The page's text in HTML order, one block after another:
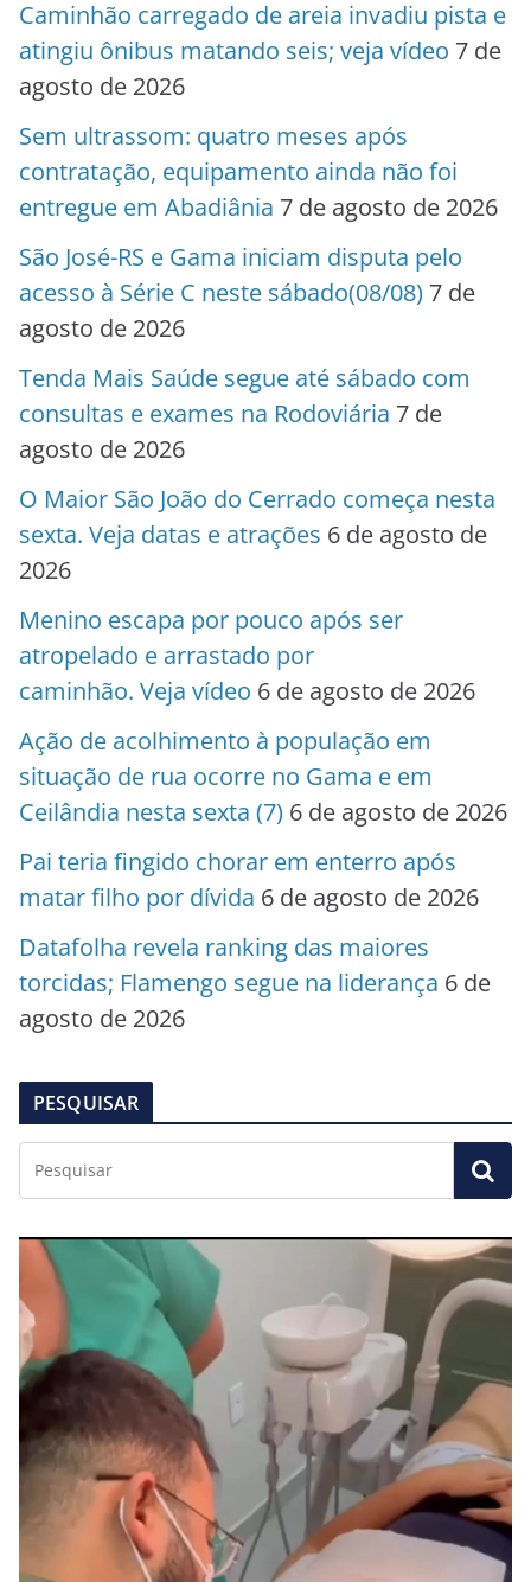
Caminhão carregado de areia invadiu pista e
atingiu ônibus matando seis; veja vídeo 7 de
agosto de 2026
Sem ultrassom: quatro meses após
contratação, equipamento ainda não foi
entregue em Abadiânia 7 de agosto de 2026
São José-RS e Gama iniciam disputa pelo
acesso à Série C neste sábado(08/08) 7 de
agosto de 2026
Tenda Mais Saúde segue até sábado com
consultas e exames na Rodoviária 7 de
agosto de 2026
O Maior São João do Cerrado começa nesta
sexta. Veja datas e atrações 6 de agosto de
2026
Menino escapa por pouco após ser
atropelado e arrastado por
caminhão. Veja vídeo 6 de agosto de 2026
Ação de acolhimento à população em
situação de rua ocorre no Gama e em
Ceilândia nesta sexta (7) 6 de agosto de 2026
Pai teria fingido chorar em enterro após
matar filho por dívida 6 de agosto de 2026
Datafolha revela ranking das maiores
torcidas; Flamengo segue na liderança 6 de
agosto de 2026
PESQUISAR